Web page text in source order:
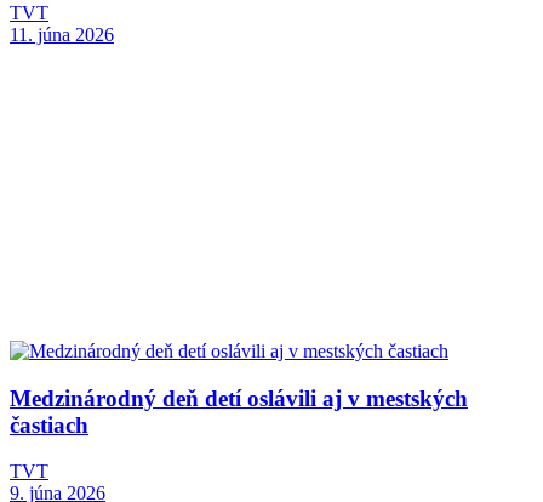
TVT
11. júna 2026
Medzinárodný deň detí oslávili aj v mestských
častiach
TVT
9. júna 2026